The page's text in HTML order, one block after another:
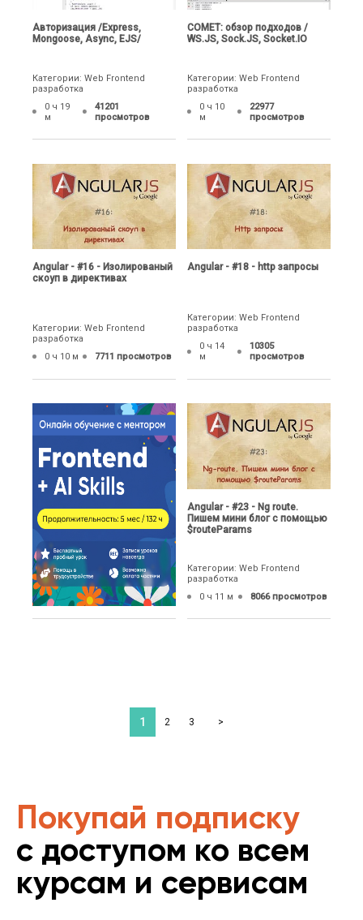
Авторизация /Express,
Mongoose, Async, EJS/
Категории: Web Frontend
разработка
0 ч 19
м
41201
просмотров
COMET: обзор подходов /
WS.JS, Sock.JS, Socket.IO
Категории: Web Frontend
разработка
0 ч 10
м
22977
просмотров
Angular - #16 - Изолированый
скоуп в директивах
Категории: Web Frontend
разработка
0 ч 10 м
7711 просмотров
Angular - #18 - http запросы
Категории: Web Frontend
разработка
0 ч 14
м
10305
просмотров
Angular - #23 - Ng route.
Пишем мини блог с помощью
$routeParams
Категории: Web Frontend
разработка
0 ч 11 м
8066 просмотров
1 2 3 >
Покупай подписку
с доступом ко всем
курсам и сервисам